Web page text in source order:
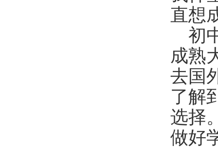
直想
初
成熟
去国
了解
选择
做好